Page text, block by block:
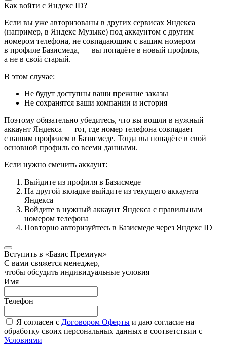
Как войти с Яндекс ID?
Если вы уже авторизованы в других сервисах Яндекса
(например, в Яндекс Музыке) под аккаунтом с другим
номером телефона, не совпадающим с вашим номером
в профиле Базисмеда, — вы попадёте в новый профиль,
а не в свой старый.
В этом случае:
Не будут доступны ваши прежние заказы
Не сохранятся ваши компании и история
Поэтому обязательно убедитесь, что вы вошли в нужный
аккаунт Яндекса — тот, где номер телефона совпадает
с вашим профилем в Базисмеде. Тогда вы попадёте в свой
основной профиль со всеми данными.
Если нужно сменить аккаунт:
Выйдите из профиля в Базисмеде
На другой вкладке выйдите из текущего аккаунта
Яндекса
Войдите в нужный аккаунт Яндекса с правильным
номером телефона
Повторно авторизуйтесь в Базисмеде через Яндекс ID
Вступить в «Базис Премиум»
С вами свяжется менеджер,
чтобы обсудить индивидуальные условия
Имя
Телефон
Я согласен с Договором Оферты и даю согласие на
обработку своих персональных данных в соответствии с
Условиями